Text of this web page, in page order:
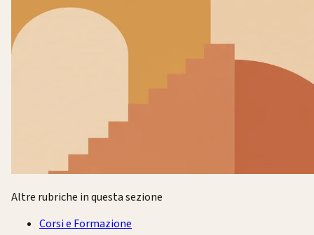
Altre rubriche in questa sezione
Corsi e Formazione